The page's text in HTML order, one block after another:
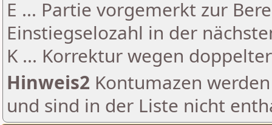
E ... Partie vorgemerkt zur
Einstiegselozahl in der
K ... Korrektur wegen
Hinweis2 Kontumazen
und sind in der Liste nicht